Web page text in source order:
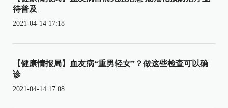
待普及
2021-04-14 17:18
【健康情报局】血友病“重男轻女”？做这些检查可以确
诊
2021-04-14 17:08